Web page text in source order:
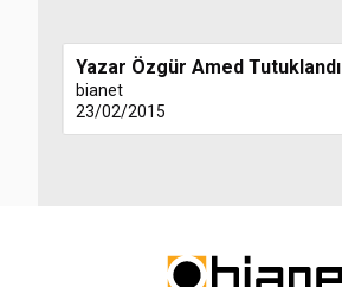
Yazar Özgür Amed Tutuklandı
bianet
23/02/2015